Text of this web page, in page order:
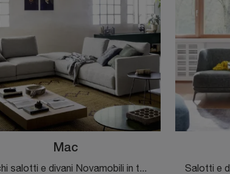
Mac
Cerchi salotti e divani Novamobili in tessuto? Clicca e ottieni informazioni sul modello Mac per spazi design.